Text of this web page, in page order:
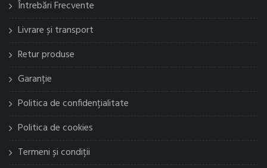
Întrebări Frecvente
Livrare și transport
Retur produse
Garanție
Politica de confidențialitate
Politica de cookies
Termeni și condiții